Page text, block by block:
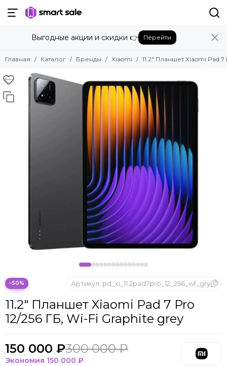
Назад
Бренды
Amazon
Apple
Beats
Bose
Microsoft
Nintendo
ONYX BOOX
Oukitel
Pico
POCO
Выгодные акции и скидки 👉 Перейти
Главная Каталог Бренды Xiaomi 11.2" Планшет Xiaomi Pad
−50%
11.2" Планшет Xiaomi Pad 7 Pro
12/256 ГБ, Wi-Fi Graphite grey
Артикул: pd_xi_11.2pad7pro_12_256_wf_gry
150 000 ₽300 000 ₽
Экономия 150 000 ₽